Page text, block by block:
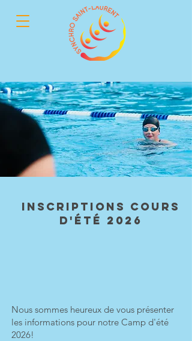
inscriptions COURS
D'ÉTÉ 2026
Nous sommes heureux de vous présenter
les informations pour notre Camp d'été
2026!